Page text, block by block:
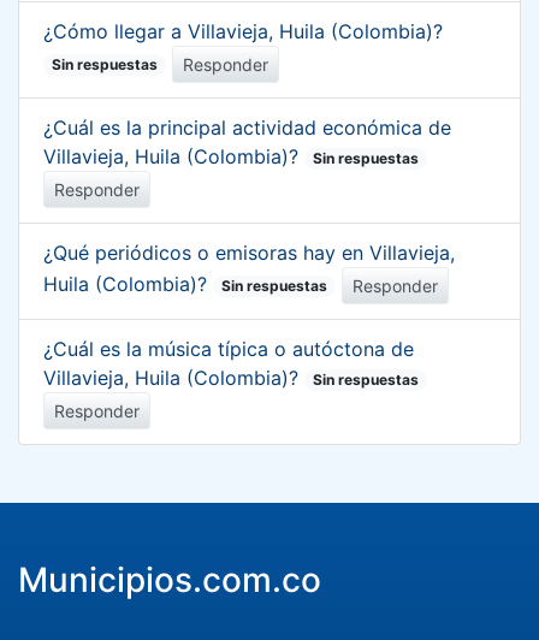
¿Cómo llegar a Villavieja, Huila (Colombia)?
Sin respuestas Responder
¿Cuál es la principal actividad económica de
Villavieja, Huila (Colombia)?
Sin respuestas
Responder
¿Qué periódicos o emisoras hay en Villavieja,
Huila (Colombia)?
Sin respuestas Responder
¿Cuál es la música típica o autóctona de
Villavieja, Huila (Colombia)?
Sin respuestas
Responder
Municipios.com.co